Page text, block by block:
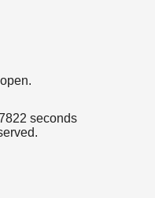
seconds